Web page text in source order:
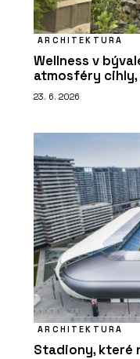
ARCHITEKTURA
Wellness v
atmosféry
23. 6. 2026
ARCHITEKTURA
Stadiony, které